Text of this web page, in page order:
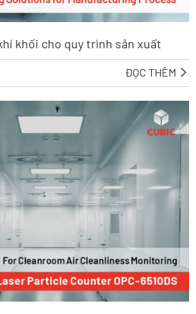
khối cho quy trình sản xuất
ĐỌC THÊM 